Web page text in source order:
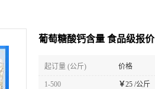
葡萄糖酸钙含量 食品级报价
起订量 (公斤) 价格
1-500 ￥25 /公斤